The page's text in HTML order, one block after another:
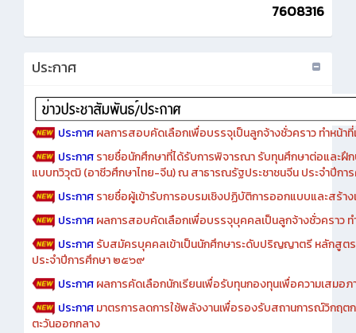
7608316
ประกาศ
ประกาศผลการสอบคัดเลือกเพื่อบรรจุเป็นลูกจ้างชั่วคราว ทำหน้าที่
ประกาศรายชื่อนักศึกษาที่ได้รับการพิจารณา รับทุนศึกษาต่อและฝึ
แบบทวิวุฒิ (อาชีวศึกษาไทย-จีน) ณ สาธารณรัฐประชาชนจีน ประจำปีก
ประกาศรายชื่อผู้เข้ารับการอบรมเชิงปฏิบัติการออกแบบและสร้า
ประกาศผลการสอบคัดเลือกเพื่อบรรจุบุคคลเป็นลูกจ้างชั่วคราว ท
ประกาศรับสมัครบุคคลเข้าเป็นนักศึกษาระดับปริญญาตรี หลักสูต
ประจำปีการศึกษา ๒๕๖๙
ประกาศผลการคัดเลือกนักเรียนเพื่อรับทุนกองทุนเพื่อความเสมอ
ประกาศมาตรการลดการใช้พลังงานเพื่อรองรับสถานการณ์วิกฤ
ตะวันออกกลาง